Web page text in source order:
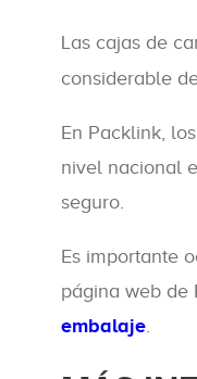
Las cajas de
considerable
En Packlink,
nivel nacional
seguro.
Es importante
página web de
embalaje.